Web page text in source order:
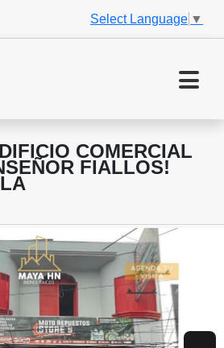
Select Language ▼
COMERCIAL
FIALLOS!